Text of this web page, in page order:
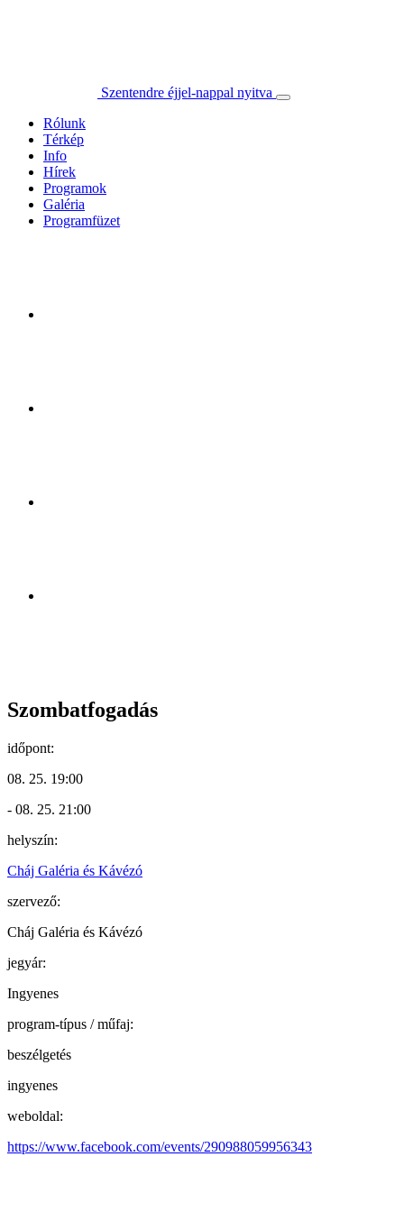
Szentendre éjjel-nappal nyitva
Rólunk
Térkép
Info
Hírek
Programok
Galéria
Programfüzet
Szombatfogadás
időpont:
08. 25. 19:00
- 08. 25. 21:00
helyszín:
Cháj Galéria és Kávézó
szervező:
Cháj Galéria és Kávézó
jegyár:
Ingyenes
program-típus / műfaj:
beszélgetés
ingyenes
weboldal:
https://www.facebook.com/events/290988059956343